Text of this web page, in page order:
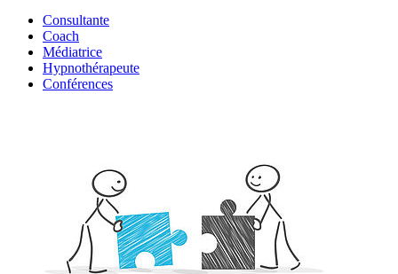
Consultante
Coach
Médiatrice
Hypnothérapeute
Conférences